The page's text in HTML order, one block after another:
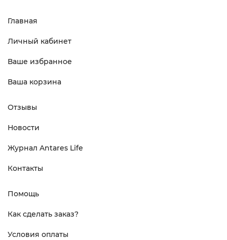
Главная
Личный кабинет
Ваше избранное
Ваша корзина
Отзывы
Новости
Журнал Antares Life
Контакты
Помощь
Как сделать заказ?
Условия оплаты